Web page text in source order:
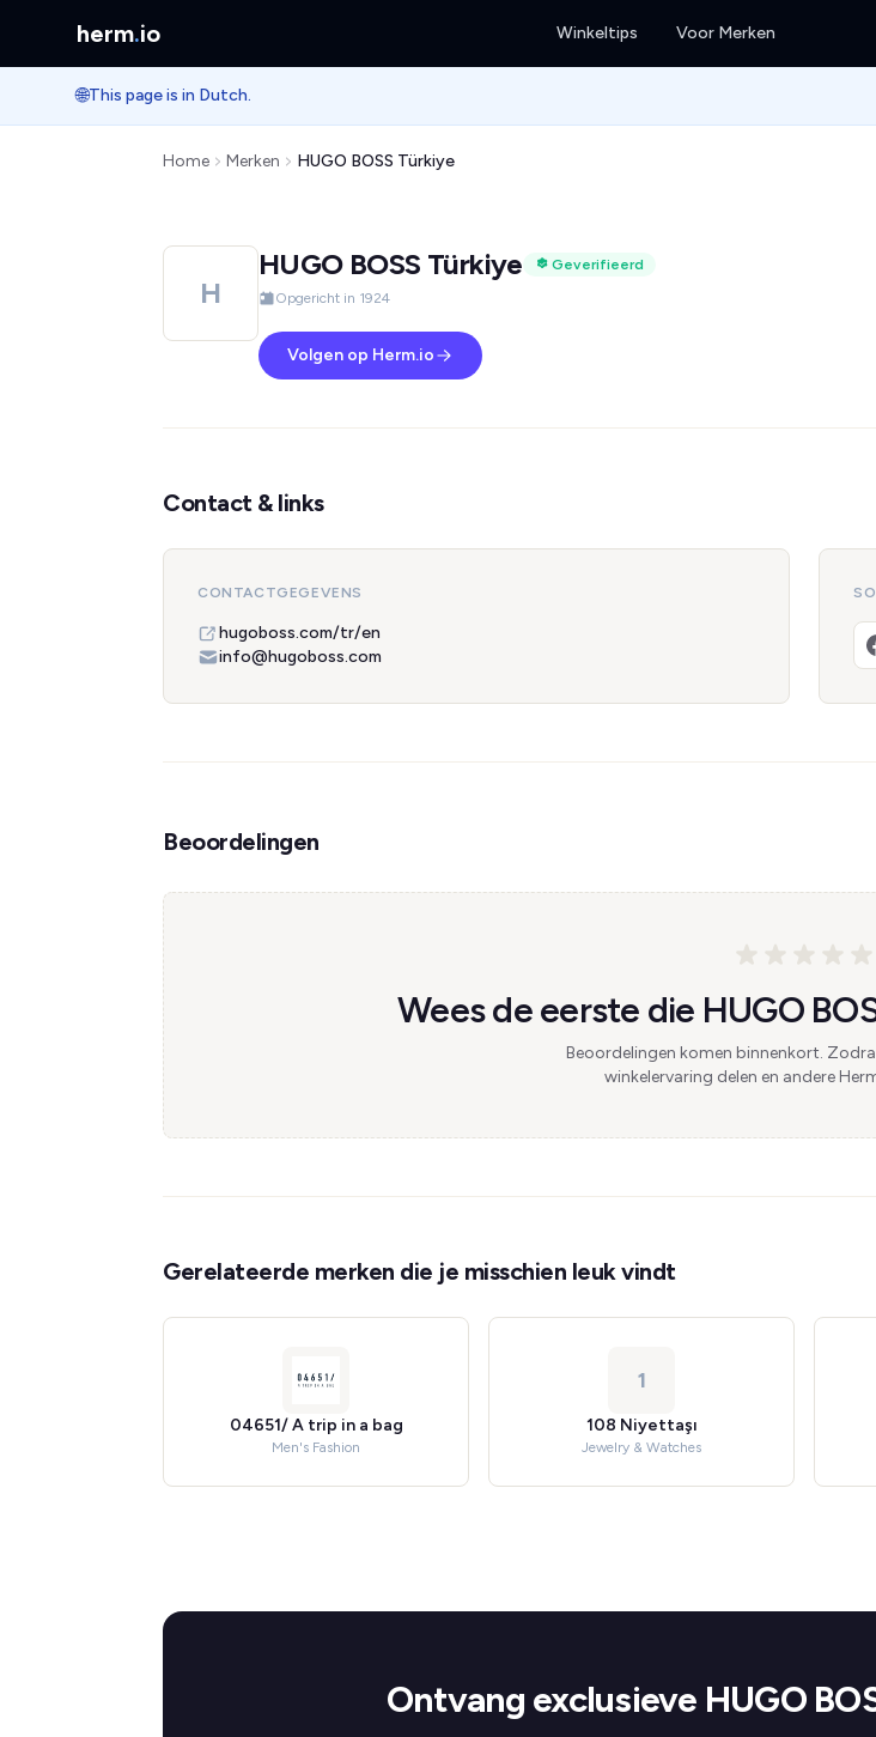
herm.io Winkeltips Voor Merken
🌐This page is in Dutch.
Home Merken HUGO BOSS Türkiye
H
HUGO BOSS Türkiye
Geverifieerd
Opgericht in 1924
Volgen op Herm.io
Contact & links
CONTACTGEGEVENS
hugoboss.com/tr/en
info@hugoboss.com
Beoordelingen
Wees de eerste die HUGO
Beoordelingen komen binnenkort.
winkelervaring delen en andere
Gerelateerde merken die je misschien leuk vindt
04651/ A trip in a bag
Men's Fashion
1
108 Niyettaşı
Jewelry & Watches
Ontvang exclusieve HUGO